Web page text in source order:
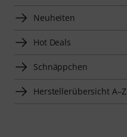
Neuheiten
Hot Deals
Schnäppchen
Herstellerübersicht A–Z